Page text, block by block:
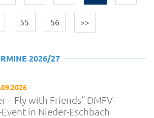
55 56 >>
2026/27
– Fly with Friends“ DMFV-
in Nieder-Eschbach